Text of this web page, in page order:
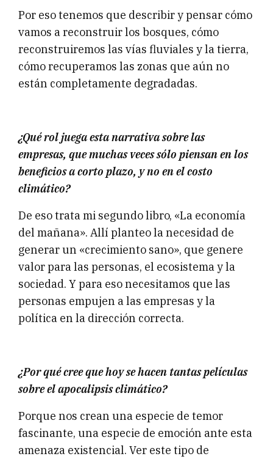
Por eso tenemos que describir y pensar cómo
vamos a reconstruir los bosques, cómo
reconstruiremos las vías fluviales y la tierra,
cómo recuperamos las zonas que aún no
están completamente degradadas.
¿Qué rol juega esta narrativa sobre las
empresas, que muchas veces sólo piensan en los
beneficios a corto plazo, y no en el costo
climático?
De eso trata mi segundo libro, «La economía
del mañana». Allí planteo la necesidad de
generar un «crecimiento sano», que genere
valor para las personas, el ecosistema y la
sociedad. Y para eso necesitamos que las
personas empujen a las empresas y la
política en la dirección correcta.
¿Por qué cree que hoy se hacen tantas películas
sobre el apocalipsis climático?
Porque nos crean una especie de temor
fascinante, una especie de emoción ante esta
amenaza existencial. Ver este tipo de